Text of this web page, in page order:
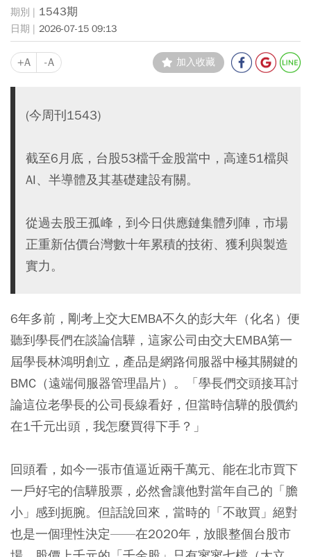
1543期
2026-07-15 09:13
+A -A 加入收藏
(今周刊1543)
截至6月底，台股53檔千金股當中，高達51檔與
AI、半導體及其基礎建設有關。
從過去股王孤峰，到今日供應鏈集體列陣，市場
正重新估價台灣數十年累積的技術、獲利與製造
實力。
6年多前，剛考上交大EMBA不久的彭大年（化名）便
聽到學長們在談論信驊，這家公司由交大EMBA第一
屆學長林鴻明創立，產品是網路伺服器中極其關鍵的
BMC（遠端伺服器管理晶片）。「學長們交頭接耳討
論這位老學長的公司長線看好，但當時信驊的股價約
在1千元出頭，我怎麼買得下手？」
回頭看，如今一張市值逼近兩千萬元、能在北市買下
一戶好宅的信驊股票，必然會讓他對當年自己的「膽
小」感到扼腕。但話說回來，當時的「不敢買」絕對
也是一個理性決定——在2020年，放眼整個台股市